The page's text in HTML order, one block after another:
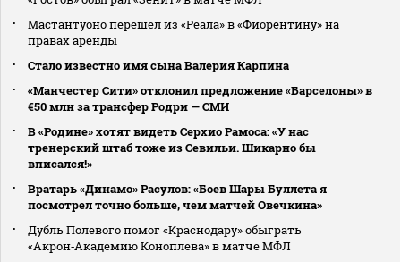
Мастантуоно перешел из «Реала» в «Фиорентину» на
правах аренды
Стало известно имя сына Валерия Карпина
«Манчестер Сити» отклонил предложение «Барселоны» в
€50 млн за трансфер Родри — СМИ
В «Родине» хотят видеть Серхио Рамоса: «У нас
тренерский штаб тоже из Севильи. Шикарно бы
вписался!»
Вратарь «Динамо» Расулов: «Боев Шары Буллета я
посмотрел точно больше, чем матчей Овечкина»
Дубль Полевого помог «Краснодару» обыграть
«Акрон‑Академию Коноплева» в матче МФЛ